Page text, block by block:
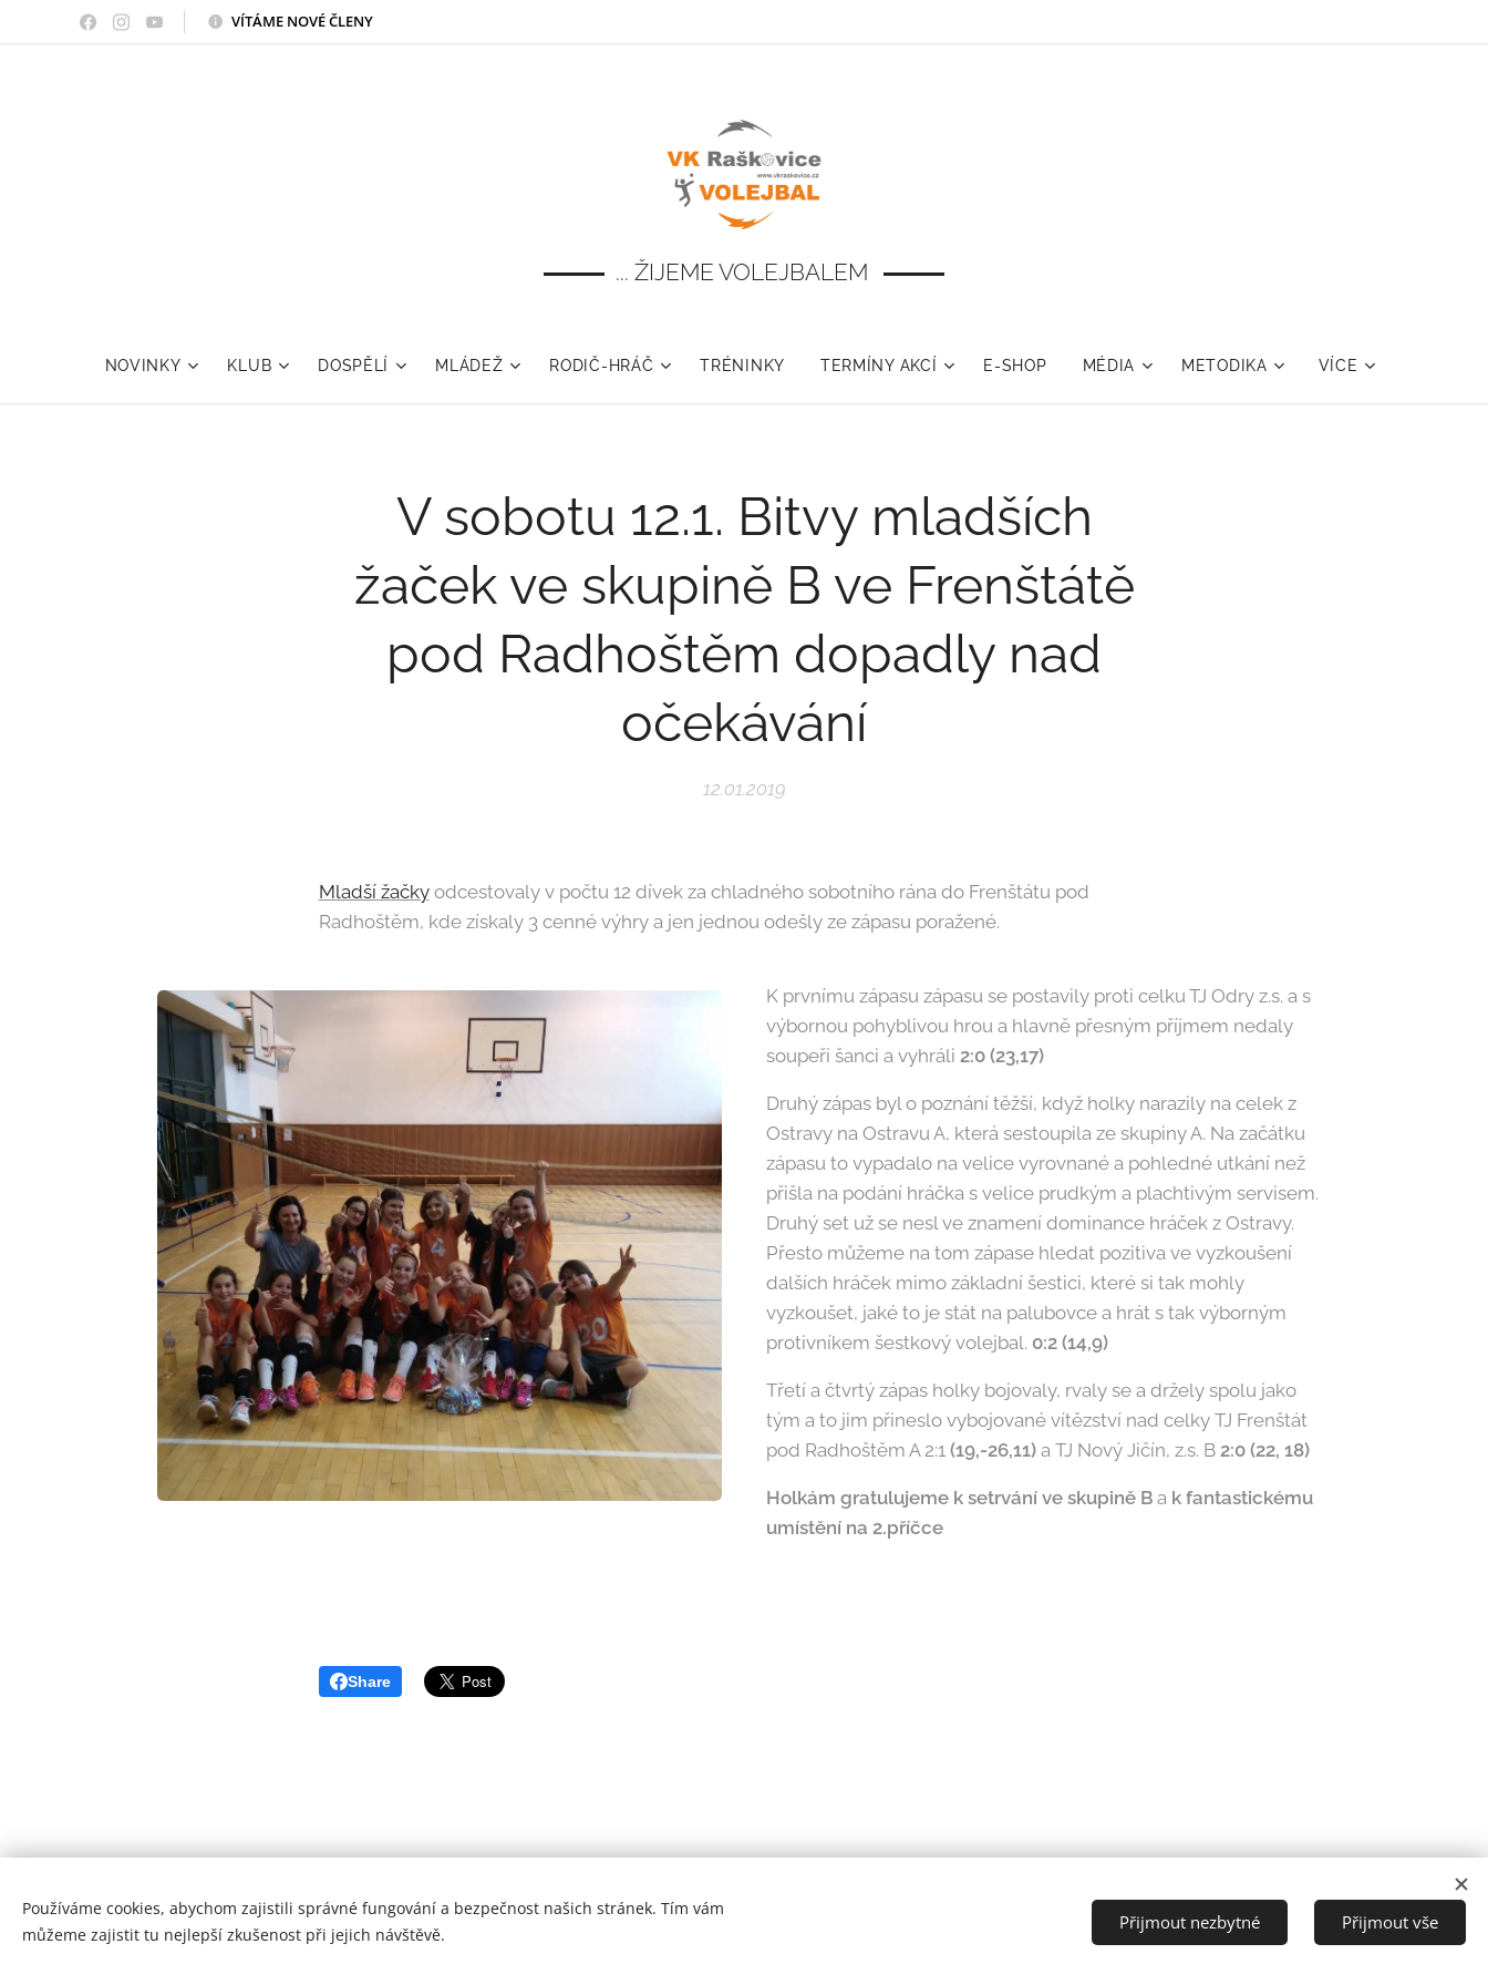
VÍTÁME NOVÉ ČLENY
... ŽIJEME VOLEJBALEM
NOVINKY KLUB DOSPĚLÍ MLÁDEŽ RODIČ-HRÁČ TRÉNINKY TERMÍNY AKCÍ E-SHOP MÉDIA METODIKA VÍCE
V sobotu 12.1. Bitvy mladších
žaček ve skupině B ve Frenštátě
pod Radhoštěm dopadly nad
očekávání
12.01.2019
Mladší žačkyodcestovaly v počtu 12 dívek za chladného sobotního rána do Frenštátu pod
Radhoštěm, kde získaly 3 cenné výhry a jen jednou odešly ze zápasu poražené.
K prvnímu zápasu zápasu se postavily proti celku TJ Odry z.s. a s
výbornou pohyblivou hrou a hlavně přesným příjmem nedaly
soupeři šanci a vyhráli 2:0 (23,17)
Druhý zápas byl o poznání těžší, když holky narazily na celek z
Ostravy na Ostravu A, která sestoupila ze skupiny A. Na začátku
zápasu to vypadalo na velice vyrovnané a pohledné utkání než
přišla na podání hráčka s velice prudkým a plachtivým servisem.
Druhý set už se nesl ve znamení dominance hráček z Ostravy.
Přesto můžeme na tom zápase hledat pozitiva ve vyzkoušení
dalších hráček mimo základní šestici, které si tak mohly
vyzkoušet, jaké to je stát na palubovce a hrát s tak výborným
protivníkem šestkový volejbal. 0:2 (14,9)
Třetí a čtvrtý zápas holky bojovaly, rvaly se a držely spolu jako
tým a to jim přineslo vybojované vítězství nad celky TJ Frenštát
pod Radhoštěm A 2:1 (19,-26,11) a TJ Nový Jičín, z.s. B 2:0 (22, 18)
Holkám gratulujeme k setrvání ve skupině B a k fantastickému
umístění na 2.příčce
Share
VK Raškovice z.s. © 2008-2026 | Všechna práva vyhrazena.
Používáme cookies, abychom zajistili správné fungování a bezpečnost našich stránek. Tím vám
můžeme zajistit tu nejlepší zkušenost při jejich návštěvě.
Přijmout nezbytné Přijmout vše